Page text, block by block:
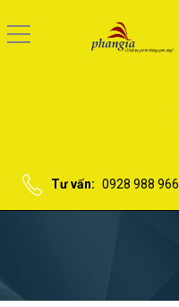
Tư vấn: 0928 988 966